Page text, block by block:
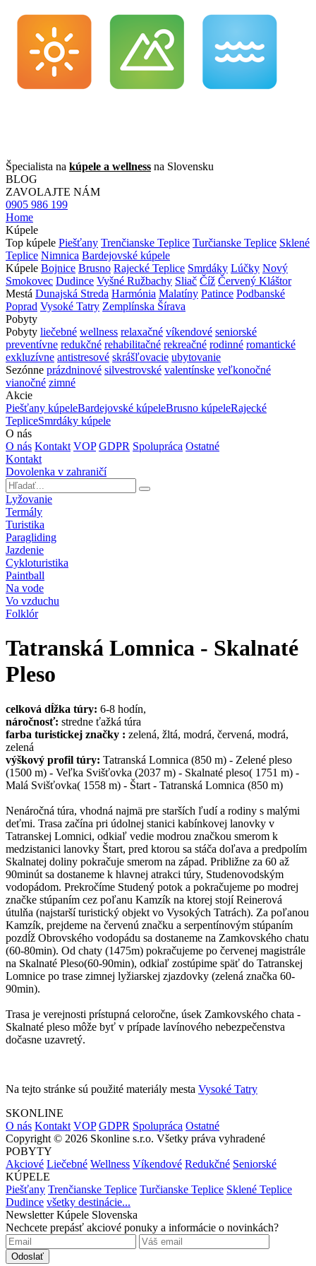
Špecialista na kúpele a wellness na Slovensku
BLOG
ZAVOLAJTE NÁM
0905 986 199
Home
Kúpele
Top kúpele Piešťany Trenčianske Teplice Turčianske Teplice Sklené
Teplice Nimnica Bardejovské kúpele
Kúpele Bojnice Brusno Rajecké Teplice Smrdáky Lúčky Nový
Smokovec Dudince Vyšné Ružbachy Sliač Číž Červený Kláštor
Mestá Dunajská Streda Harmónia Malatíny Patince Podbanské
Poprad Vysoké Tatry Zemplínska Šírava
Pobyty
Pobyty liečebné wellness relaxačné víkendové seniorské
preventívne redukčné rehabilitačné rekreačné rodinné romantické
exkluzívne antistresové skrášľovacie ubytovanie
Sezónne prázdninové silvestrovské valentínske veľkonočné
vianočné zimné
Akcie
Piešťany kúpeleBardejovské kúpeleBrusno kúpeleRajecké
TepliceSmrdáky kúpele
O nás
O nás Kontakt VOP GDPR Spolupráca Ostatné
Kontakt
Dovolenka v zahraničí
Lyžovanie
Termály
Turistika
Paragliding
Jazdenie
Cykloturistika
Paintball
Na vode
Vo vzduchu
Folklór
Tatranská Lomnica - Skalnaté
Pleso
celková dĺžka túry: 6-8 hodín,
náročnosť: stredne ťažká túra
farba turistickej značky : zelená, žltá, modrá, červená, modrá,
zelená
výškový profil túry: Tatranská Lomnica (850 m) - Zelené pleso
(1500 m) - Veľka Svišťovka (2037 m) - Skalnaté pleso( 1751 m) -
Malá Svišťovka( 1558 m) - Štart - Tatranská Lomnica (850 m)
Nenáročná túra, vhodná najmä pre starších ľudí a rodiny s malými
deťmi. Trasa začína pri údolnej stanici kabínkovej lanovky v
Tatranskej Lomnici, odkiaľ vedie modrou značkou smerom k
medzistanici lanovky Štart, pred ktorou sa stáča doľava a predpolím
Skalnatej doliny pokračuje smerom na západ. Približne za 60 až
90minút sa dostaneme k hlavnej atrakci túry, Studenovodským
vodopádom. Prekročíme Studený potok a pokračujeme po modrej
značke stúpaním cez poľanu Kamzík na ktorej stojí Reinerová
útulňa (najstarší turistický objekt vo Vysokých Tatrách). Za poľanou
Kamzík, prejdeme na červenú značku a serpentínovým stúpaním
pozdĺž Obrovského vodopádu sa dostaneme na Zamkovského chatu
(60-80min). Od chaty (1475m) pokračujeme po červenej magistrále
na Skalnaté Pleso(60-90min), odkiaľ zostúpime späť do Tatranskej
Lomnice po trase zimnej lyžiarskej zjazdovky (zelená značka 60-
90min).
Trasa je verejnosti prístupná celoročne, úsek Zamkovského chata -
Skalnaté pleso môže byť v prípade lavínového nebezpečenstva
dočasne uzavretý.
Na tejto stránke sú použité materiály mesta Vysoké Tatry
SKONLINE
O nás Kontakt VOP GDPR Spolupráca Ostatné
Copyright © 2026 Skonline s.r.o. Všetky práva vyhradené
POBYTY
Akciové Liečebné Wellness Víkendové Redukčné Seniorské
KÚPELE
Piešťany Trenčianske Teplice Turčianske Teplice Sklené Teplice
Dudince všetky destinácie...
Newsletter Kúpele Slovenska
Nechcete prepásť akciové ponuky a informácie o novinkách?
Odoslať